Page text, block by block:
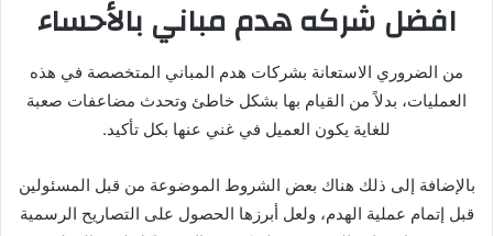
افضل شركه هدم مباني بالأحساء
من الضروري الاستعانة بشركات هدم المباني المتخصصة في هذه
العمليات، بدلاً من القيام بها بشكل خاطئ وتحدث مضاعفات صعبة
للغاية يكون العميل في غني عنها بكل تأكيد.
بالإضافة إلى ذلك هناك بعض الشروط الموضوعة من قبل المسئولين
قبل إتمام عملية الهدم، ولعل أبرزها الحصول على التصاريح الرسمية